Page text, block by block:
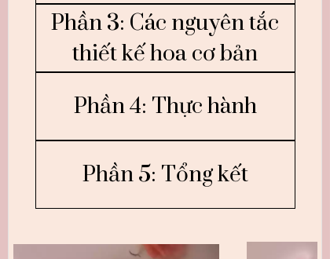
Phần 3: Các nguyên tắc
thiết kế hoa cơ bản
Phần 4: Thực hành
Phần 5: Tổng kết